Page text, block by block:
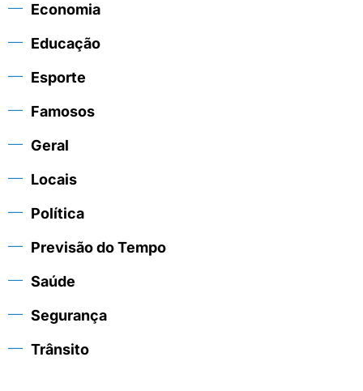
Economia
Educação
Esporte
Famosos
Geral
Locais
Política
Previsão do Tempo
Saúde
Segurança
Trânsito